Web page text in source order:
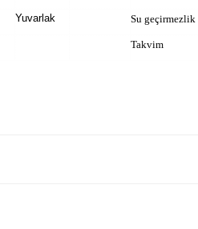
Yuvarlak Su geçirmezlik
Takvim